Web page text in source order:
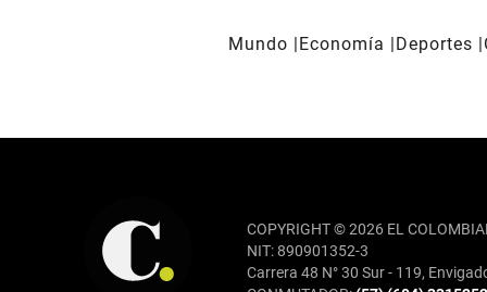
Mundo Economía Deportes
COPYRIGHT © 2026 EL
NIT: 890901352-3
Carrera 48 N° 30 Sur - 119,